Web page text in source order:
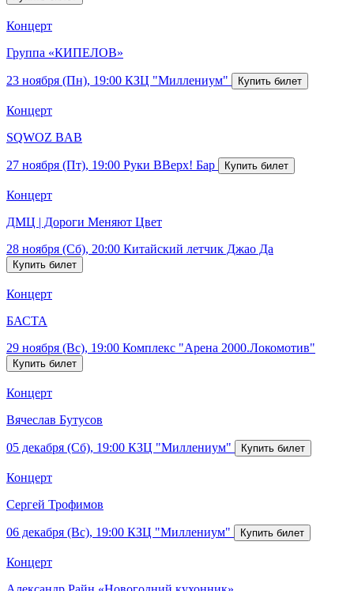
Концерт
Группа «КИПЕЛОВ»
23 ноября (Пн), 19:00 КЗЦ "Миллениум"
Концерт
SQWOZ BAB
27 ноября (Пт), 19:00 Руки ВВерх! Бар
Концерт
ДМЦ | Дороги Меняют Цвет
28 ноября (Сб), 20:00 Китайский летчик Джао Да
Концерт
БАСТА
29 ноября (Вс), 19:00 Комплекс "Арена 2000.Локомотив"
Концерт
Вячеслав Бутусов
05 декабря (Сб), 19:00 КЗЦ "Миллениум"
Концерт
Сергей Трофимов
06 декабря (Вс), 19:00 КЗЦ "Миллениум"
Концерт